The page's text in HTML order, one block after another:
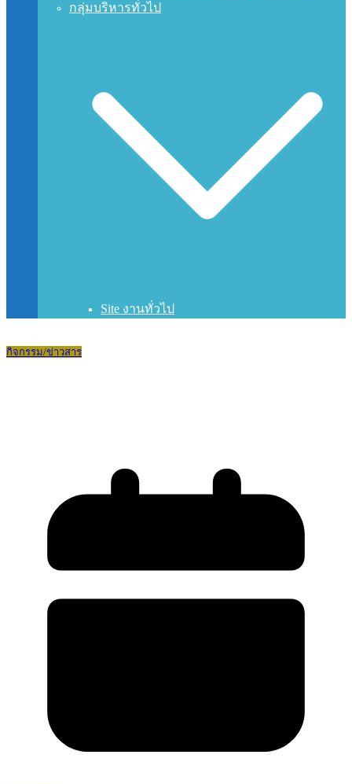
กลุ่มบริหารทั่วไป
Site งานทั่วไป
กิจกรรม/ข่าวสาร